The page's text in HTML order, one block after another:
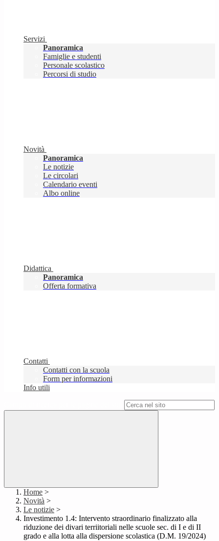
Servizi
Panoramica
Famiglie e studenti
Personale scolastico
Percorsi di studio
Novità
Panoramica
Le notizie
Le circolari
Calendario eventi
Albo online
Didattica
Panoramica
Offerta formativa
Contatti
Contatti con la scuola
Form per informazioni
Info utili
Home >
Novità >
Le notizie >
Investimento 1.4: Intervento straordinario finalizzato alla
riduzione dei divari terriitoriali nelle scuole sec. di I e di II
grado e alla lotta alla dispersione scolastica (D.M. 19/2024)